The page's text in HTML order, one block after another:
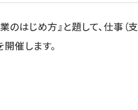
はじめ方』と題して、仕事（支
催します。